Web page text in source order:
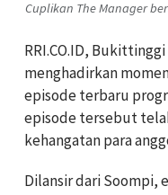
Cuplikan The Manager
RRI.CO.ID,
menghadirkan
episode terbaru
episode tersebut
kehangatan para
Dilansir dari Soompi,